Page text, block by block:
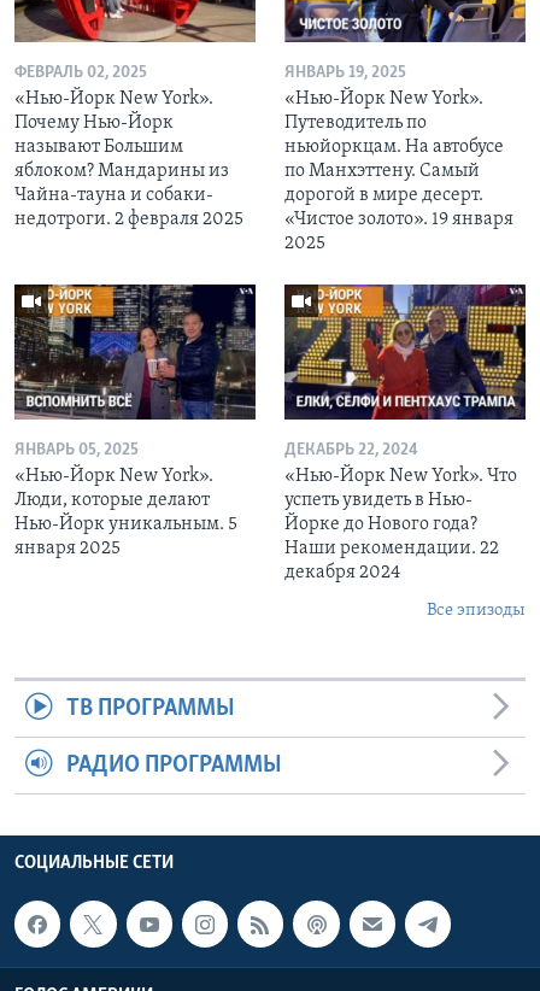
ФЕВРАЛЬ 02, 2025
«Нью-Йорк New York».
Почему Нью-Йорк
называют Большим
яблоком? Мандарины из
Чайна-тауна и собаки-
недотроги. 2 февраля 2025
ЯНВАРЬ 19, 2025
«Нью-Йорк New York».
Путеводитель по
ньюйоркцам. На автобусе
по Манхэттену. Самый
дорогой в мире десерт.
«Чистое золото». 19 января
2025
ЯНВАРЬ 05, 2025
«Нью-Йорк New York».
Люди, которые делают
Нью-Йорк уникальным. 5
января 2025
ДЕКАБРЬ 22, 2024
«Нью-Йорк New York». Что
успеть увидеть в Нью-
Йорке до Нового года?
Наши рекомендации. 22
декабря 2024
Все эпизоды
ТВ ПРОГРАММЫ
РАДИО ПРОГРАММЫ
СОЦИАЛЬНЫЕ СЕТИ